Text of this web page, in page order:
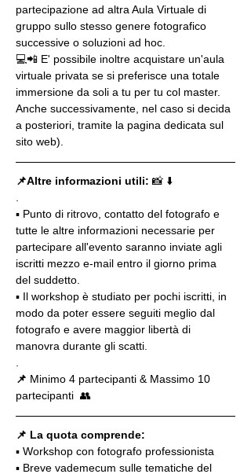
partecipazione ad altra Aula Virtuale di
gruppo sullo stesso genere fotografico
successive o soluzioni ad hoc.
💻📲 E' possibile inoltre acquistare un'aula
virtuale privata se si preferisce una totale
immersione da soli a tu per tu col master.
Anche successivamente, nel caso si decida
a posteriori, tramite la pagina dedicata sul
sito web).
📌Altre informazioni utili: 📸 ⬇️
▪️ Punto di ritrovo, contatto del fotografo e
tutte le altre informazioni necessarie per
partecipare all'evento saranno inviate agli
iscritti mezzo e-mail entro il giorno prima
del suddetto.
▪️ Il workshop è studiato per pochi iscritti, in
modo da poter essere seguiti meglio dal
fotografo e avere maggior libertà di
manovra durante gli scatti.
📌 Minimo 4 partecipanti & Massimo 10
partecipanti  👥
📌 La quota comprende:
▪️ Workshop con fotografo professionista
▪️ Breve vademecum sulle tematiche del